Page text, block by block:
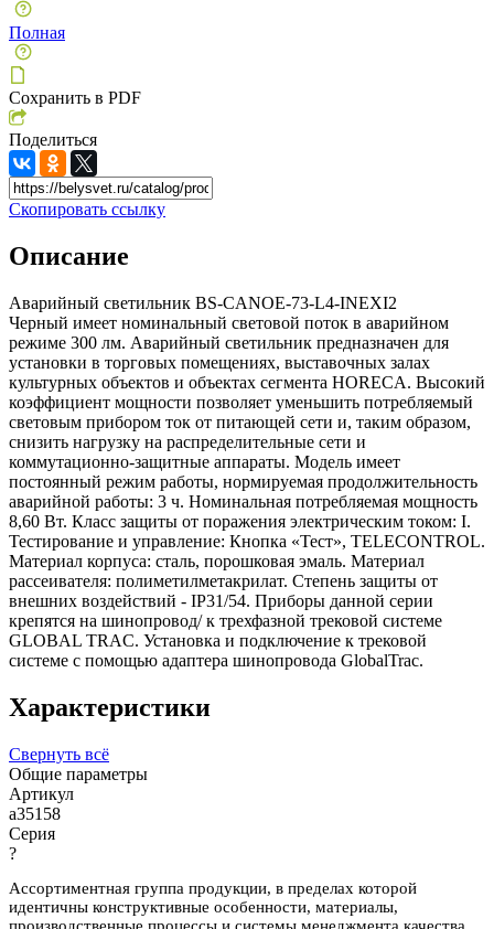
Полная
Сохранить в PDF
Поделиться
Скопировать ссылку
Описание
Аварийный светильник BS-CANOE-73-L4-INEXI2
Черный имеет номинальный световой поток в аварийном
режиме 300 лм. Аварийный светильник предназначен для
установки в торговых помещениях, выставочных залах
культурных объектов и объектах сегмента HORECA. Высокий
коэффициент мощности позволяет уменьшить потребляемый
световым прибором ток от питающей сети и, таким образом,
снизить нагрузку на распределительные сети и
коммутационно-защитные аппараты. Модель имеет
постоянный режим работы, нормируемая продолжительность
аварийной работы: 3 ч. Номинальная потребляемая мощность
8,60 Вт. Класс защиты от поражения электрическим током: I.
Тестирование и управление: Кнопка «Тест», TELECONTROL.
Материал корпуса: сталь, порошковая эмаль. Материал
рассеивателя: полиметилметакрилат. Степень защиты от
внешних воздействий - IP31/54. Приборы данной серии
крепятся на шинопровод/ к трехфазной трековой системе
GLOBAL TRAC. Установка и подключение к трековой
системе с помощью адаптера шинопровода GlobalTrac.
Характеристики
Свернуть всё
Общие параметры
Артикул
a35158
Серия
?
Ассортиментная группа продукции, в пределах которой
идентичны конструктивные особенности, материалы,